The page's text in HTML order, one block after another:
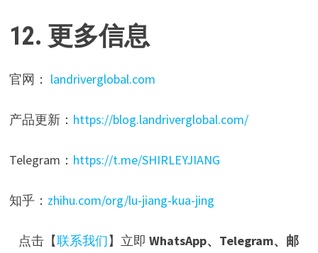
12. 更多信息
官网： landriverglobal.com
产品更新： https://blog.landriverglobal.com/
Telegram： https://t.me/SHIRLEYJIANG
知乎： zhihu.com/org/lu-jiang-kua-jing
点击【联系我们】立即 WhatsApp、Telegram、邮